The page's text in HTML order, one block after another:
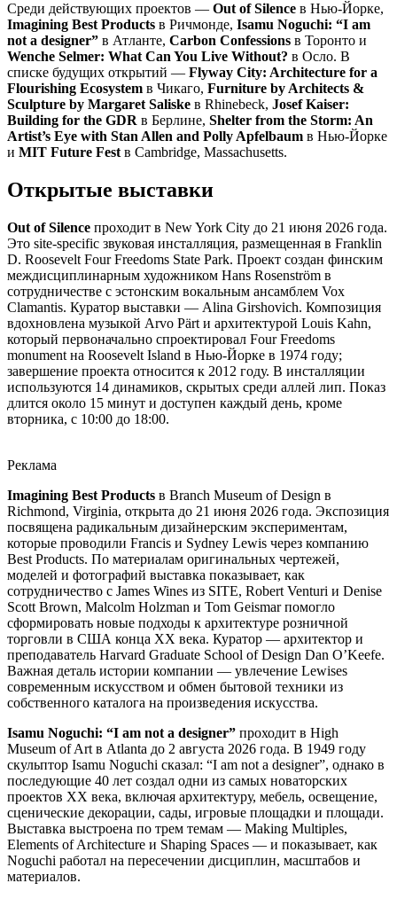
Среди действующих проектов — Out of Silence в Нью-Йорке,
Imagining Best Products в Ричмонде, Isamu Noguchi: “I am
not a designer” в Атланте, Carbon Confessions в Торонто и
Wenche Selmer: What Can You Live Without? в Осло. В
списке будущих открытий — Flyway City: Architecture for a
Flourishing Ecosystem в Чикаго, Furniture by Architects &
Sculpture by Margaret Saliske в Rhinebeck, Josef Kaiser:
Building for the GDR в Берлине, Shelter from the Storm: An
Artist’s Eye with Stan Allen and Polly Apfelbaum в Нью-Йорке
и MIT Future Fest в Cambridge, Massachusetts.
Открытые выставки
Out of Silence проходит в New York City до 21 июня 2026 года.
Это site-specific звуковая инсталляция, размещенная в Franklin
D. Roosevelt Four Freedoms State Park. Проект создан финским
междисциплинарным художником Hans Rosenström в
сотрудничестве с эстонским вокальным ансамблем Vox
Clamantis. Куратор выставки — Alina Girshovich. Композиция
вдохновлена музыкой Arvo Pärt и архитектурой Louis Kahn,
который первоначально спроектировал Four Freedoms
monument на Roosevelt Island в Нью-Йорке в 1974 году;
завершение проекта относится к 2012 году. В инсталляции
используются 14 динамиков, скрытых среди аллей лип. Показ
длится около 15 минут и доступен каждый день, кроме
вторника, с 10:00 до 18:00.
Реклама
Imagining Best Products в Branch Museum of Design в
Richmond, Virginia, открыта до 21 июня 2026 года. Экспозиция
посвящена радикальным дизайнерским экспериментам,
которые проводили Francis и Sydney Lewis через компанию
Best Products. По материалам оригинальных чертежей,
моделей и фотографий выставка показывает, как
сотрудничество с James Wines из SITE, Robert Venturi и Denise
Scott Brown, Malcolm Holzman и Tom Geismar помогло
сформировать новые подходы к архитектуре розничной
торговли в США конца XX века. Куратор — архитектор и
преподаватель Harvard Graduate School of Design Dan O’Keefe.
Важная деталь истории компании — увлечение Lewises
современным искусством и обмен бытовой техники из
собственного каталога на произведения искусства.
Isamu Noguchi: “I am not a designer” проходит в High
Museum of Art в Atlanta до 2 августа 2026 года. В 1949 году
скульптор Isamu Noguchi сказал: “I am not a designer”, однако в
последующие 40 лет создал одни из самых новаторских
проектов XX века, включая архитектуру, мебель, освещение,
сценические декорации, сады, игровые площадки и площади.
Выставка выстроена по трем темам — Making Multiples,
Elements of Architecture и Shaping Spaces — и показывает, как
Noguchi работал на пересечении дисциплин, масштабов и
материалов.